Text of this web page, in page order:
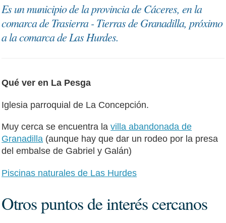
Es un municipio de la provincia de Cáceres, en la
comarca de Trasierra - Tierras de Granadilla, próximo
a la comarca de Las Hurdes.
Qué ver en La Pesga
Iglesia parroquial de La Concepción.
Muy cerca se encuentra lavilla abandonada de
Granadilla (aunque hay que dar un rodeo por la presa
del embalse de Gabriel y Galán)
Piscinas naturales de Las Hurdes
Otros puntos de interés cercanos